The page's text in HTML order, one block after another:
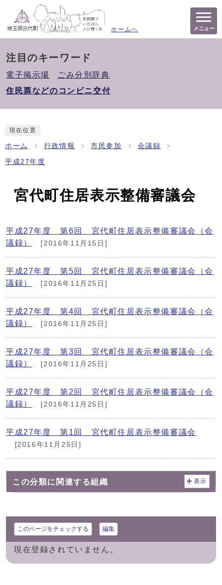
ホームへ メニュー
注目のキーワード
電子掲示場
ごみ分別辞典
住民票などのコンビニ交付
現在位置
ホーム 行政情報 市民参加 会議録
平成27年度
宮代町住居表示整備審議会
平成27年度 第6回 宮代町住居表示整備審議会（会
議録）
[2016年11月15日]
平成27年度 第5回 宮代町住居表示整備審議会（会
議録）
[2016年11月25日]
平成27年度 第4回 宮代町住居表示整備審議会（会
議録）
[2016年11月25日]
平成27年度 第3回 宮代町住居表示整備審議会（会
議録）
[2016年11月25日]
平成27年度 第2回 宮代町住居表示整備審議会（会
議録）
[2016年11月25日]
平成27年度 第1回 宮代町住居表示整備審議会
[2016年11月25日]
この分類に関連する組織 表示
このページをチェックする 編集
現在登録されていません。